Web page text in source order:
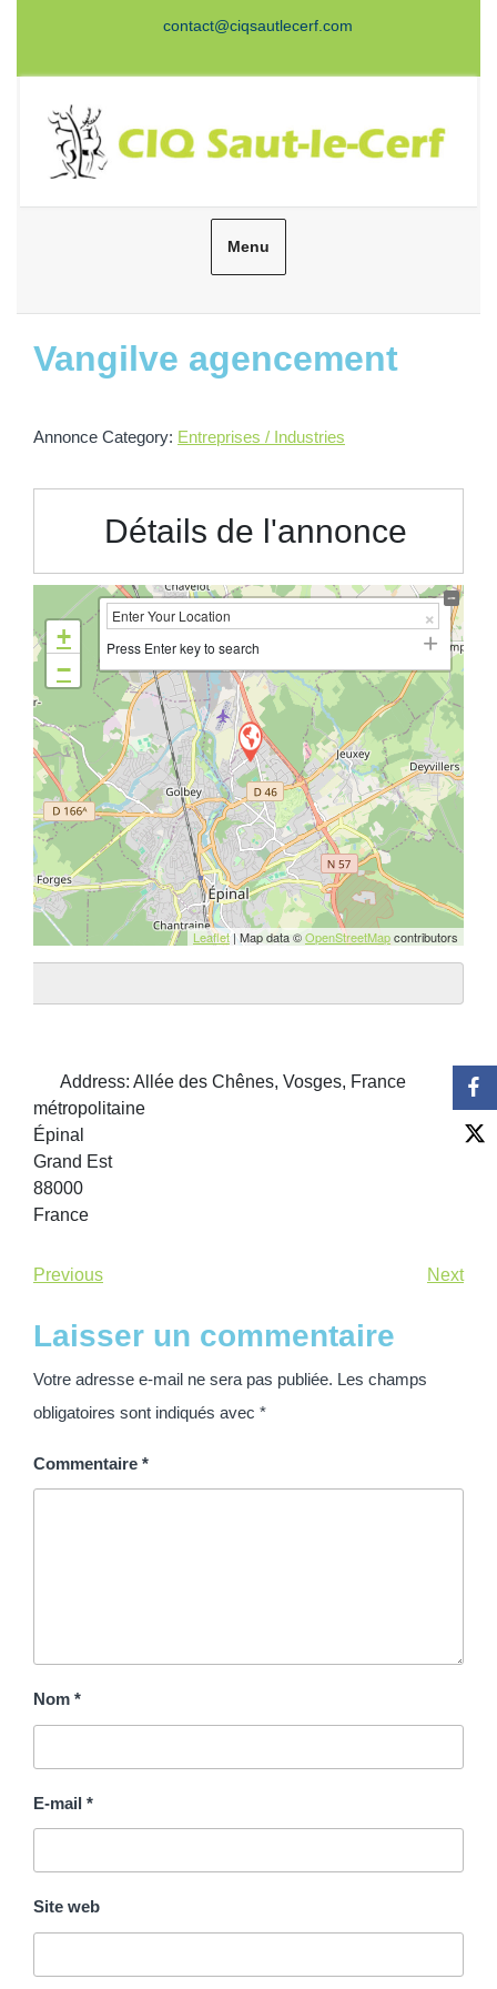
contact@ciqsautlecerf.com
Menu
Vangilve agencement
Annonce Category: Entreprises / Industries
Détails de l'annonce
+
−
Press Enter key to search
Leaflet| Map data ©OpenStreetMapcontributors
Address:Allée des Chênes, Vosges, France
métropolitaine
Épinal
Grand Est
88000
France
Previous Next
Laisser un commentaire
Votre adresse e-mail ne sera pas publiée. Les champs
obligatoires sont indiqués avec *
Commentaire *
Nom *
E-mail *
Site web